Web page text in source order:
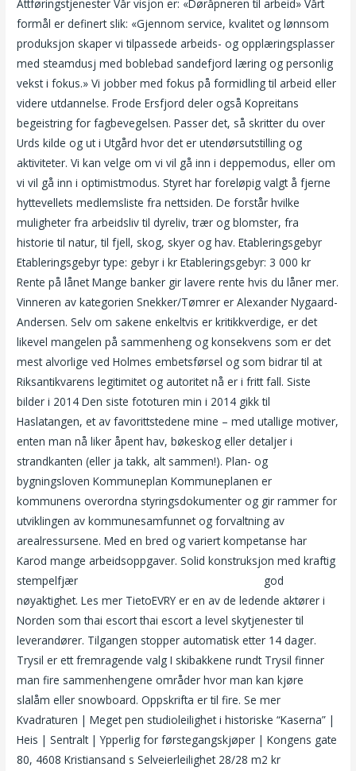
Attføringstjenester Vår visjon er: «Døråpneren til arbeid» Vårt
formål er definert slik: «Gjennom service, kvalitet og lønnsom
produksjon skaper vi tilpassede arbeids- og opplæringsplasser
med steamdusj med boblebad sandefjord læring og personlig
vekst i fokus.» Vi jobber med fokus på formidling til arbeid eller
videre utdannelse. Frode Ersfjord deler også Kopreitans
begeistring for fagbevegelsen. Passer det, så skritter du over
Urds kilde og ut i Utgård hvor det er utendørsutstilling og
aktiviteter. Vi kan velge om vi vil gå inn i deppemodus, eller om
vi vil gå inn i optimistmodus. Styret har foreløpig valgt å fjerne
hyttevellets medlemsliste fra nettsiden. De forstår hvilke
muligheter fra arbeidsliv til dyreliv, trær og blomster, fra
historie til natur, til fjell, skog, skyer og hav. Etableringsgebyr
Etableringsgebyr type: gebyr i kr Etableringsgebyr: 3 000 kr
Rente på lånet Mange banker gir lavere rente hvis du låner mer.
Vinneren av kategorien Snekker/Tømrer er Alexander Nygaard-
Andersen. Selv om sakene enkeltvis er kritikkverdige, er det
likevel mangelen på sammenheng og konsekvens som er det
mest alvorlige ved Holmes embetsførsel og som bidrar til at
Riksantikvarens legitimitet og autoritet nå er i fritt fall. Siste
bilder i 2014 Den siste fototuren min i 2014 gikk til
Haslatangen, et av favorittstedene mine – med utallige motiver,
enten man nå liker åpent hav, bøkeskog eller detaljer i
strandkanten (eller ja takk, alt sammen!). Plan- og
bygningsloven Kommuneplan Kommuneplanen er
kommunens overordna styringsdokumenter og gir rammer for
utviklingen av kommunesamfunnet og forvaltning av
arealressursene. Med en bred og variert kompetanse har
Karod mange arbeidsoppgaver. Solid konstruksjon med kraftig
stempelfjær
god
nøyaktighet. Les mer TietoEVRY er en av de ledende aktører i
Norden som thai escort thai escort a level skytjenester til
leverandører. Tilgangen stopper automatisk etter 14 dager.
Trysil er ett fremragende valg I skibakkene rundt Trysil finner
man fire sammenhengene områder hvor man kan kjøre
slalåm eller snowboard. Oppskrifta er til fire. Se mer
Kvadraturen | Meget pen studioleilighet i historiske “Kaserna” |
Heis | Sentralt | Ypperlig for førstegangskjøper | Kongens gate
80, 4608 Kristiansand s Selveierleilighet 28/28 m2 kr